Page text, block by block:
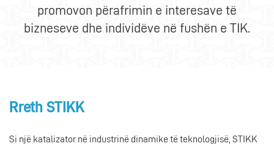
promovon përafrimin e interesave të
bizneseve dhe individëve në fushën e TIK.
Rreth STIKK
Si një katalizator në industrinë dinamike të teknologjisë, STIKK